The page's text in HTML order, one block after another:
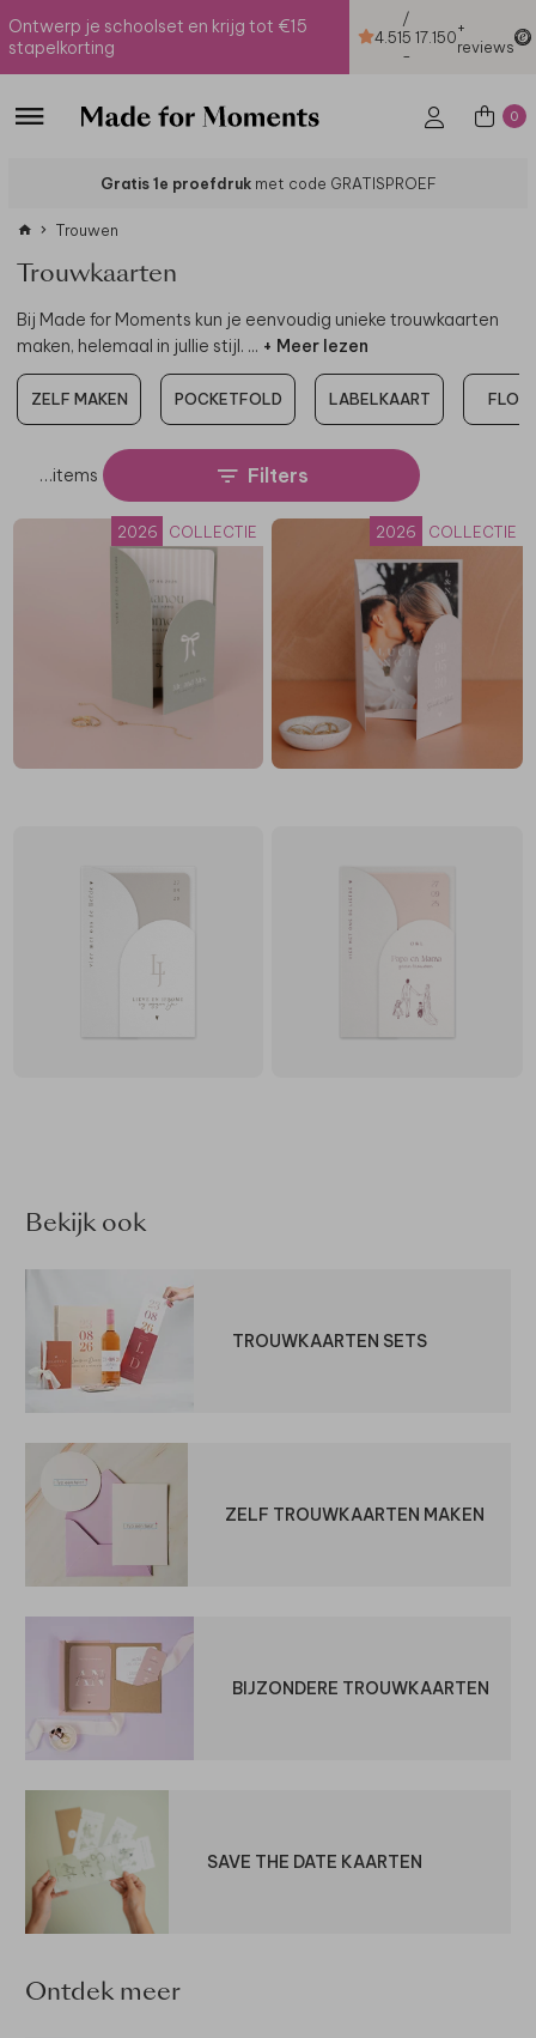
Ontwerp je schoolset en krijg tot €15
stapelkorting
4.51
/
5
-
17.150+
reviews
0
Gratis 1e proefdrukmet code GRATISPROEF
Trouwen
Trouwkaarten
Bij Made for Moments kun je eenvoudig unieke trouwkaarten
maken, helemaal in jullie stijl. ... + Meer lezen
ZELF MAKEN POCKETFOLD LABELKAART
…items Filters
2026 COLLECTIE 2026 COLLECTIE
Bekijk ook
TROUWKAARTEN SETS
ZELF TROUWKAARTEN MAKEN
BIJZONDERE TROUWKAARTEN
SAVE THE DATE KAARTEN
Ontdek meer